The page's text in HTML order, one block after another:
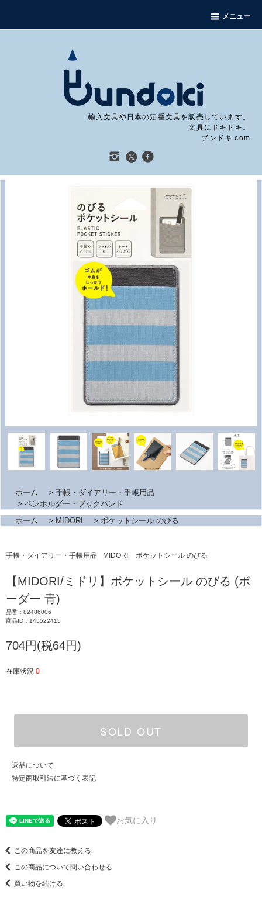
メニュー
輸入文具や日本の定番文具を販売しています。
文具にドキドキ。
ブンドキ.com
ホーム > 手帳・ダイアリー・手帳用品
> ペンホルダー・ブックバンド
ホーム
> MIDORI > ポケットシール のびる
手帳・ダイアリー・手帳用品 MIDORI ポケットシール のびる
【MIDORI/ミドリ】ポケットシール のびる (ボ
ーダー 青)
品番：82486006
商品ID：145522415
704円(税64円)
在庫状況 0
SOLD OUT
返品について
特定商取引法に基づく表記
お気に入り
この商品を友達に教える
この商品について問い合わせる
買い物を続ける